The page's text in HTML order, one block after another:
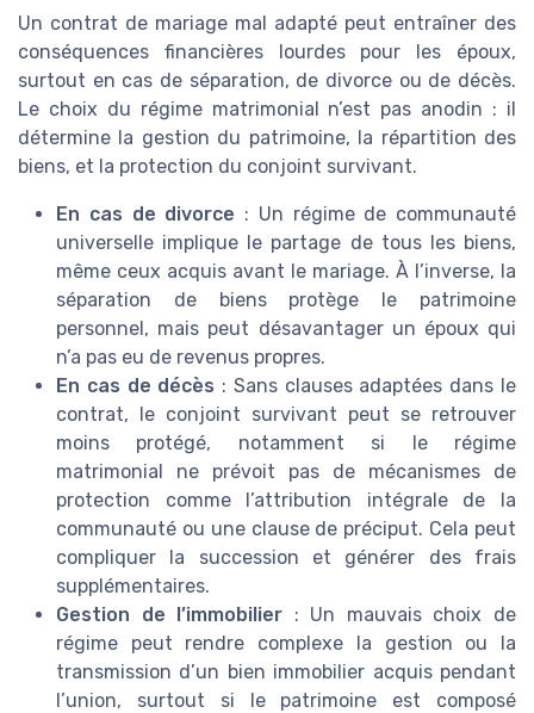
Un contrat de mariage mal adapté peut entraîner des
conséquences financières lourdes pour les époux,
surtout en cas de séparation, de divorce ou de décès.
Le choix du régime matrimonial n’est pas anodin : il
détermine la gestion du patrimoine, la répartition des
biens, et la protection du conjoint survivant.
En cas de divorce : Un régime de communauté
universelle implique le partage de tous les biens,
même ceux acquis avant le mariage. À l’inverse, la
séparation de biens protège le patrimoine
personnel, mais peut désavantager un époux qui
n’a pas eu de revenus propres.
En cas de décès : Sans clauses adaptées dans le
contrat, le conjoint survivant peut se retrouver
moins protégé, notamment si le régime
matrimonial ne prévoit pas de mécanismes de
protection comme l’attribution intégrale de la
communauté ou une clause de préciput. Cela peut
compliquer la succession et générer des frais
supplémentaires.
Gestion de l’immobilier : Un mauvais choix de
régime peut rendre complexe la gestion ou la
transmission d’un bien immobilier acquis pendant
l’union, surtout si le patrimoine est composé